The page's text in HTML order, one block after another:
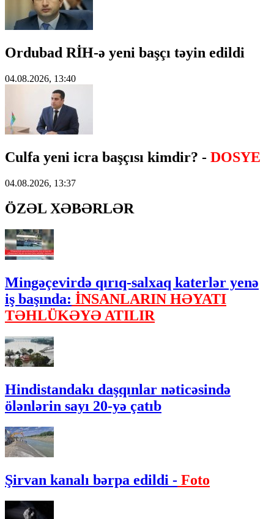
Ordubad RİH-ə yeni başçı təyin edildi
04.08.2026, 13:40
Culfa yeni icra başçısı kimdir? - DOSYE
04.08.2026, 13:37
ÖZƏL XƏBƏRLƏR
Mingəçevirdə qırıq-salxaq katerlər yenə
iş başında: İNSANLARIN HƏYATI
TƏHLÜKƏYƏ ATILIR
Hindistandakı daşqınlar nəticəsində
ölənlərin sayı 20-yə çatıb
Şirvan kanalı bərpa edildi - Foto